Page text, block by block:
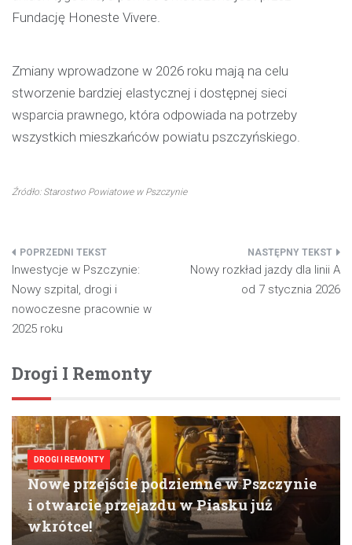
Fundację Honeste Vivere.
Zmiany wprowadzone w 2026 roku mają na celu
stworzenie bardziej elastycznej i dostępnej sieci
wsparcia prawnego, która odpowiada na potrzeby
wszystkich mieszkańców powiatu pszczyńskiego.
Źródło: Starostwo Powiatowe w Pszczynie
Nawigacja
wpisu
Inwestycje w Pszczynie:
Nowy szpital, drogi i
nowoczesne pracownie w
2025 roku
Nowy rozkład jazdy dla linii A
od 7 stycznia 2026
Drogi I Remonty
DROGI I REMONTY
Nowe przejście podziemne w Pszczynie
i otwarcie przejazdu w Piasku już
wkrótce!